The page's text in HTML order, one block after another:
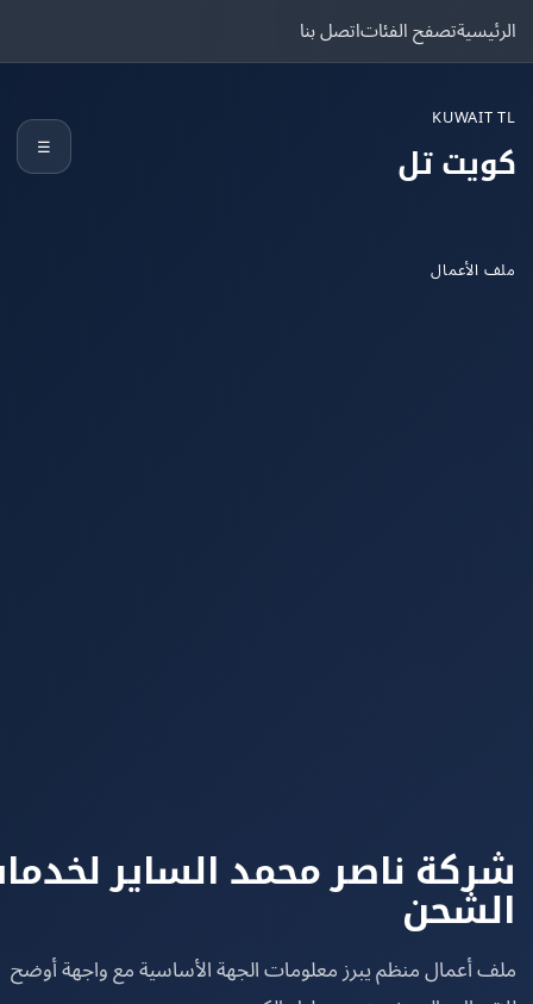
تصفح الفئاتاتصل بنا
تل
ناصر محمد الساير لخدمات
منظم يبرز معلومات الجهة الأساسية مع واجهة أوضح